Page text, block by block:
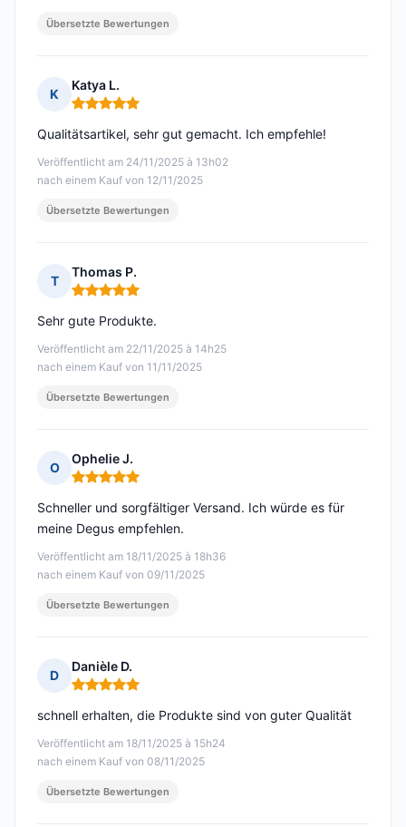
Übersetzte Bewertungen
K
Katya L.
Hinweis: 5 von 5
Veröffentlicht am 24/11/2025 à 13h02
nach einem Kauf von 12/11/2025
Qualitätsartikel, sehr gut gemacht. Ich empfehle!
Übersetzte Bewertungen
T
Thomas P.
Hinweis: 5 von 5
Veröffentlicht am 22/11/2025 à 14h25
nach einem Kauf von 11/11/2025
Sehr gute Produkte.
Übersetzte Bewertungen
O
Ophelie J.
Hinweis: 5 von 5
Veröffentlicht am 18/11/2025 à 18h36
nach einem Kauf von 09/11/2025
Schneller und sorgfältiger Versand. Ich würde es für
meine Degus empfehlen.
Übersetzte Bewertungen
D
Danièle D.
Hinweis: 5 von 5
Veröffentlicht am 18/11/2025 à 15h24
nach einem Kauf von 08/11/2025
schnell erhalten, die Produkte sind von guter Qualität
Übersetzte Bewertungen